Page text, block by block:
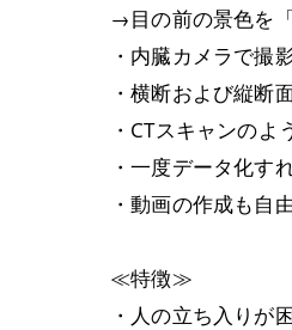
→目の前の景色を
・内臓カメラで撮
・横断および縦断
・CTスキャンの
・一度データ化す
・動画の作成も自
≪特徴≫
・人の立ち入りが